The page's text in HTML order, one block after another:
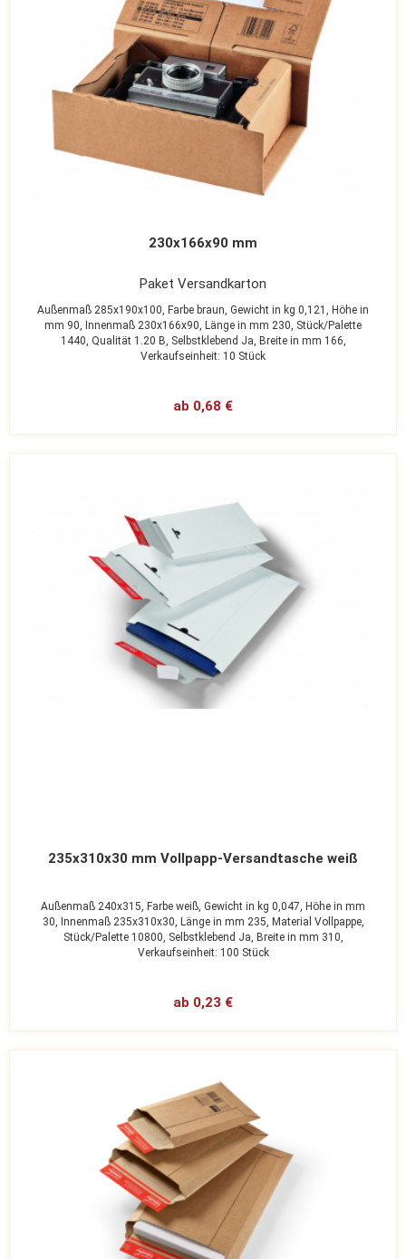
230x166x90 mm
Paket Versandkarton
Außenmaß 285x190x100, Farbe braun, Gewicht in kg 0,121, Höhe in
mm 90, Innenmaß 230x166x90, Länge in mm 230, Stück/Palette
1440, Qualität 1.20 B, Selbstklebend Ja, Breite in mm 166,
Verkaufseinheit: 10 Stück
ab 0,68 €
235x310x30 mm Vollpapp-Versandtasche weiß
Außenmaß 240x315, Farbe weiß, Gewicht in kg 0,047, Höhe in mm
30, Innenmaß 235x310x30, Länge in mm 235, Material Vollpappe,
Stück/Palette 10800, Selbstklebend Ja, Breite in mm 310,
Verkaufseinheit: 100 Stück
ab 0,23 €